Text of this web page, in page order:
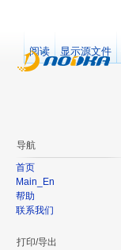
阅读 显示源文件
导航
首页
Main_En
帮助
联系我们
打印/导出